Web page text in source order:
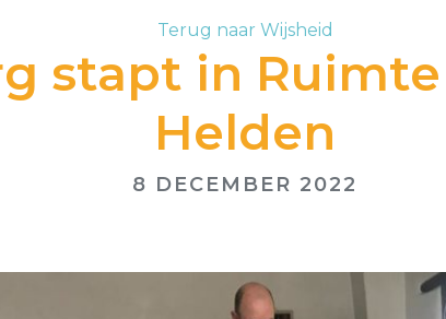
Terug naar Wijsheid
stapt in
Helden
8 DECEMBER 2022